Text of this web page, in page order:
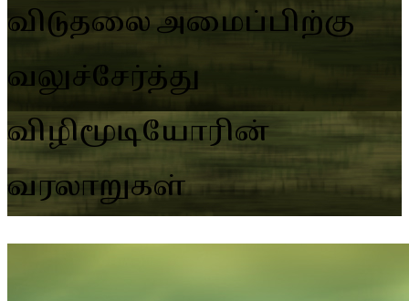
விடுதலை அமைப்பிற்கு
வலுச்சேர்த்து
விழிமூடியோரின்
வரலாறுகள்